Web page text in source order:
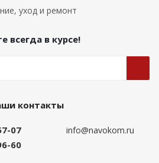
уход и ремонт
всегда в курсе!
контакты
07
60
info@navokom.ru